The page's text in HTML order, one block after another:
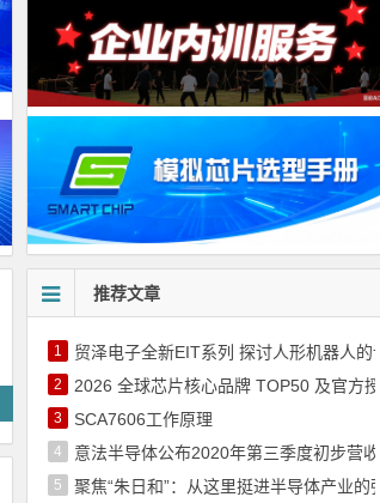
推荐文章
1 贸泽电子全新EIT系列 探讨人形机器人的
2 2026 全球芯片核心品牌 TOP50 及官方
3 SCA7606工作原理
4 意法半导体公布2020年第三季度初步营
5 聚焦“朱日和”：从这里挺进半导体产业的